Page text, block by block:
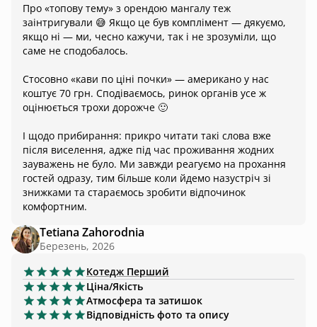
Про «топову тему» з орендою мангалу теж
заінтригували 😅 Якщо це був комплімент — дякуємо,
якщо ні — ми, чесно кажучи, так і не зрозуміли, що
саме не сподобалось.
Стосовно «кави по ціні почки» — американо у нас
коштує 70 грн. Сподіваємось, ринок органів усе ж
оцінюється трохи дорожче 🙂
І щодо прибирання: прикро читати такі слова вже
після виселення, адже під час проживання жодних
зауважень не було. Ми завжди реагуємо на прохання
гостей одразу, тим більше коли йдемо назустріч зі
знижками та стараємось зробити відпочинок
комфортним.
Tetiana Zahorodnia
Березень, 2026
Котедж Перший
Ціна/Якість
Атмосфера та затишок
Відповідність фото та опису